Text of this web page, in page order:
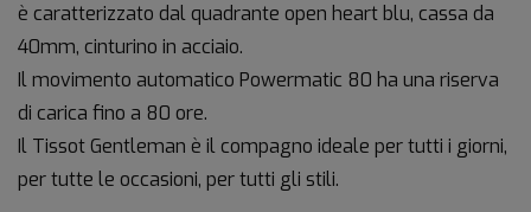
è caratterizzato dal quadrante open heart blu, cassa da
40mm, cinturino in acciaio.
Il movimento automatico Powermatic 80 ha una riserva
di carica fino a 80 ore.
Il Tissot Gentleman è il compagno ideale per tutti i giorni,
per tutte le occasioni, per tutti gli stili.